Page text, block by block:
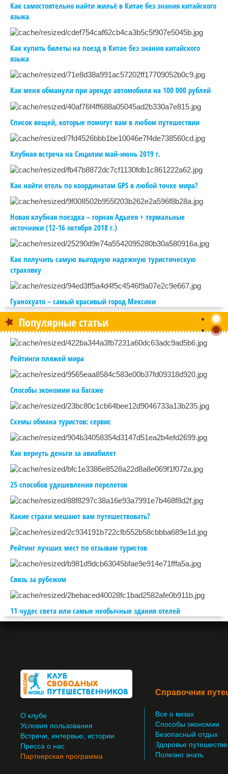
Как самостоятельно найти жильё в Китае без знания китайского
языка
Как купить билеты на поезд в Китае без знания китайского
языка
Как меня обманули при аренде автомобиля на 100 000 рублей
Список вещей, которые помогут вам в любом путешествии
Клубная встреча на Сицилии май-июнь 2019 г.
Как найти отель по координатам GPS в любой точке мира?
Новая клубная поездка – горная Адыгея + термальные
источники (12-16 октября 2018 г.)
Как получить самую выгодную надежную туристическую
страховку
Гуанохуато – самый красивый город Мексики
Популярные статьи
Рейтинги пляжей мира
Способы экономии на багаже
Схемы обмана туристов: сервис
Как вернуть деньги за авиабилет
25 способов удешевления перелетов
Какие страхи мешают вам путешествовать?
Рейтинг лучших мест по отзывам туристов
Связь за рубежом
11 чудес света или самые необычные здания отелей
О клубе
Условия пользования
Встречи, интервью, истории
Пресса о нас
Партнерская программа
Справочник
Все о визах
Способы экономии
Безопасный отдых
Здоровье
Полезно знать